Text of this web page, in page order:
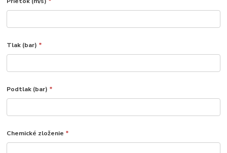
Tlak (bar) *
Podtlak (bar) *
Chemické zloženie *